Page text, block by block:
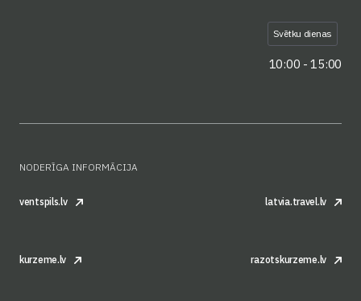
Svētku dienas
10:00 - 15:00
NODERĪGA INFORMĀCIJA
ventspils.lv latvia.travel.lv
kurzeme.lv razotskurzeme.lv